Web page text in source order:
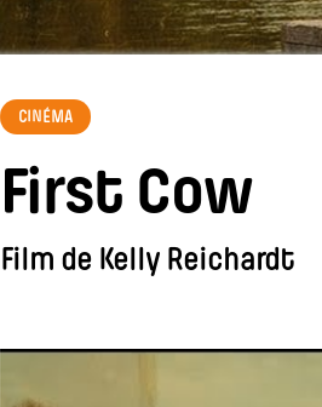
CINÉMA
First Cow
Film de Kelly Reichardt